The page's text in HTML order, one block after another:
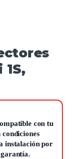
con tu
instalación por